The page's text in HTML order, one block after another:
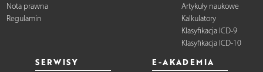
Nota prawna
Regulamin
Artykuły naukowe
Kalkulatory
Klasyfikacja ICD-9
Klasyfikacja ICD-10
SERWISY E-AKADEMIA